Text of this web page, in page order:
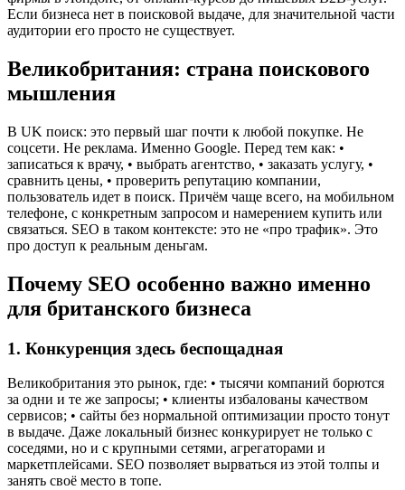
Если бизнеса нет в поисковой выдаче, для значительной части
аудитории его просто не существует.
Великобритания: страна поискового
мышления
В UK поиск: это первый шаг почти к любой покупке. Не
соцсети. Не реклама. Именно Google. Перед тем как: •
записаться к врачу, • выбрать агентство, • заказать услугу, •
сравнить цены, • проверить репутацию компании,
пользователь идет в поиск. Причём чаще всего, на мобильном
телефоне, с конкретным запросом и намерением купить или
связаться. SEO в таком контексте: это не «про трафик». Это
про доступ к реальным деньгам.
Почему SEO особенно важно именно
для британского бизнеса
1. Конкуренция здесь беспощадная
Великобритания это рынок, где: • тысячи компаний борются
за одни и те же запросы; • клиенты избалованы качеством
сервисов; • сайты без нормальной оптимизации просто тонут
в выдаче. Даже локальный бизнес конкурирует не только с
соседями, но и с крупными сетями, агрегаторами и
маркетплейсами. SEO позволяет вырваться из этой толпы и
занять своё место в топе.